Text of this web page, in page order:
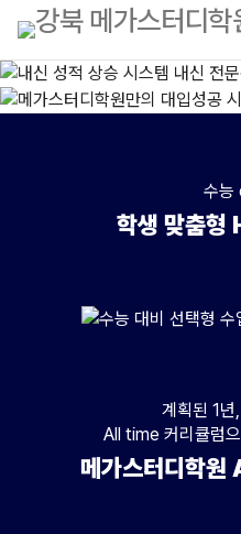
수능
학생 맞춤
수업 : 내신 대비 선택형 수업(
계획된 1
All time 커리큘럼
메가스터디학